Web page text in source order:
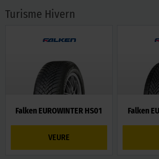
Turisme Hivern
Falken EUROWINTER HS01
VEURE
Falken